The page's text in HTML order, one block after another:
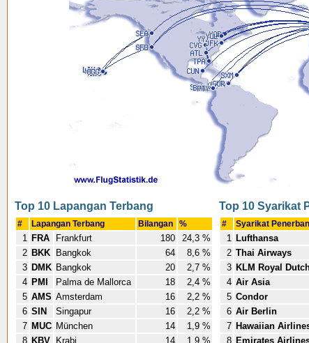
Top 10 Lapangan Terbang
# Lapangan Terbang Bilangan %
1 FRA Frankfurt 180
24,3 %
2 BKK Bangkok 64
8,6 %
3 DMK Bangkok 20
2,7 %
4 PMI Palma de Mallorca 18
2,4 %
5 AMS Amsterdam 16
2,2 %
6 SIN Singapur 16
2,2 %
7 MUC München 14
1,9 %
8 KBV Krabi 14 1,9 %
Top 10 Syarikat
# Syarikat
1 Lufthansa
2 Thai Airways
3 KLM Royal
4 Air Asia
5 Condor
6 Air Berlin
7 Hawaiian
8 Emirates